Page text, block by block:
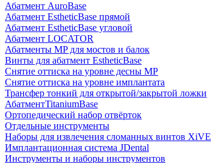
Абатмент AuroBase
Абатмент EstheticBase прямой
Абатмент EstheticBase угловой
Абатмент LOCATOR
Абатменты MP для мостов и балок
Винты для абатмент EstheticBase
Снятие оттиска на уровне десны MP
Снятие оттиска на уровне имплантата
Трансфер тонкий для открытой/закрытой ложки
АбатментTitaniumBase
Ортопедический набор отвёрток
Отдельные инструменты
Наборы для извлечения сломанных винтов XiVE
Имплантационная система JDental
Инструменты и наборы инструментов